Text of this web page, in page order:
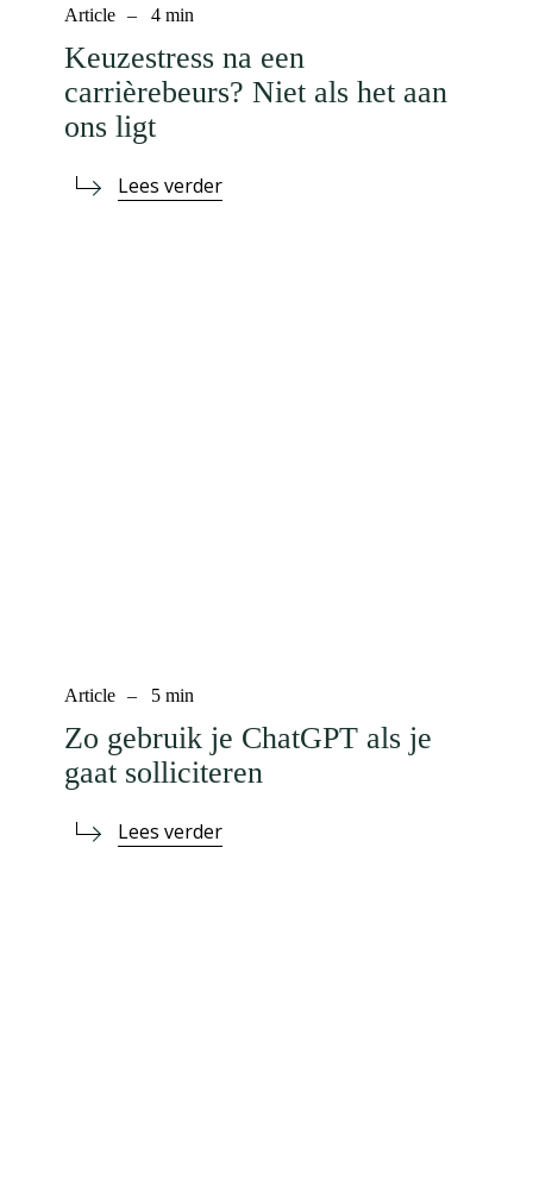
Article – 4 min
Keuzestress na een
carrièrebeurs? Niet als het aan
ons ligt
Lees verder
Article – 5 min
Zo gebruik je ChatGPT als je
gaat solliciteren
Lees verder